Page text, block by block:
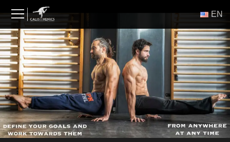
content
ΕΝ